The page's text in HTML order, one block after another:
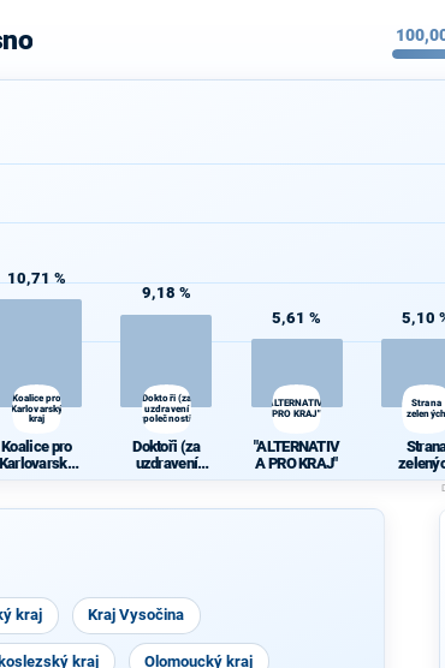
10,71 %
Koalice pro
Karlovarský
kraj
Koalice pro
Karlovarský
9,18 %
Doktoři (za
uzdravení
společnosti)
Doktoři (za
uzdravení
5,61 %
"ALTERNATIVA
PRO KRAJ"
"ALTERNATIV
A PRO KRAJ"
5,10
Strana
zelených
kraj Kraj Vysočina
kraj Olomoucký kraj